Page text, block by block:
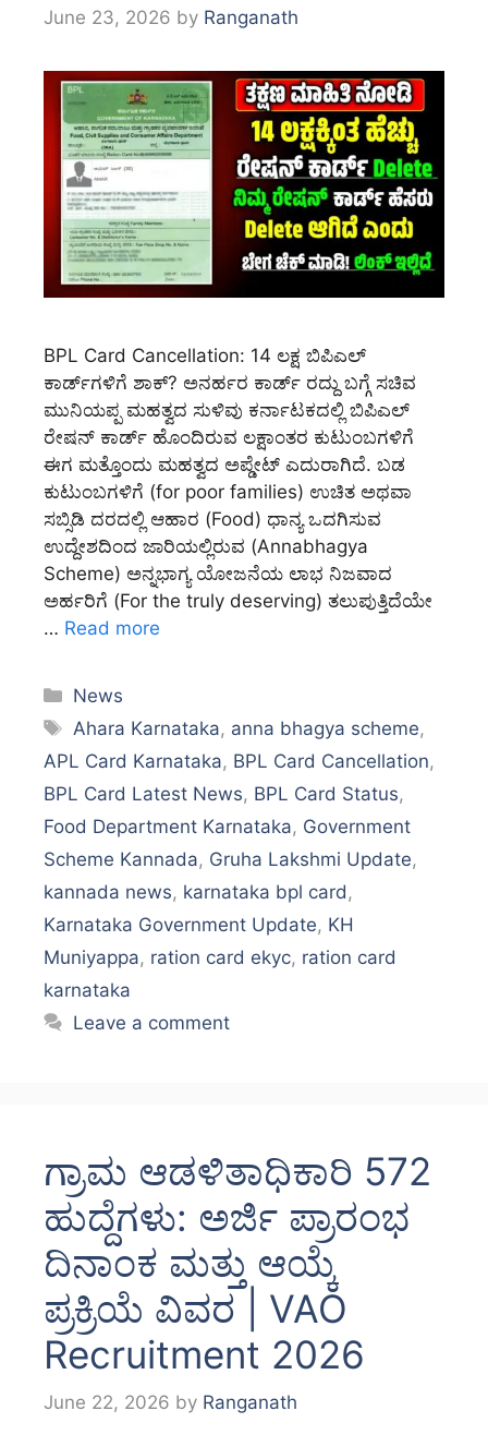
June 23, 2026 by Ranganath
BPL Card Cancellation: 14 ಲಕ್ಷ ಬಿಪಿಎಲ್
ಕಾರ್ಡ್‌ಗಳಿಗೆ ಶಾಕ್? ಅನರ್ಹರ ಕಾರ್ಡ್‌ ರದ್ದು ಬಗ್ಗೆ ಸಚಿವ
ಮುನಿಯಪ್ಪ ಮಹತ್ವದ ಸುಳಿವು ಕರ್ನಾಟಕದಲ್ಲಿ ಬಿಪಿಎಲ್
ರೇಷನ್ ಕಾರ್ಡ್ ಹೊಂದಿರುವ ಲಕ್ಷಾಂತರ ಕುಟುಂಬಗಳಿಗೆ
ಈಗ ಮತ್ತೊಂದು ಮಹತ್ವದ ಅಪ್ಡೇಟ್ ಎದುರಾಗಿದೆ. ಬಡ
ಕುಟುಂಬಗಳಿಗೆ (for poor families) ಉಚಿತ ಅಥವಾ
ಸಬ್ಸಿಡಿ ದರದಲ್ಲಿ ಆಹಾರ (Food) ಧಾನ್ಯ ಒದಗಿಸುವ
ಉದ್ದೇಶದಿಂದ ಜಾರಿಯಲ್ಲಿರುವ (Annabhagya
Scheme) ಅನ್ನಭಾಗ್ಯ ಯೋಜನೆಯ ಲಾಭ ನಿಜವಾದ
ಅರ್ಹರಿಗೆ (For the truly deserving) ತಲುಪುತ್ತಿದೆಯೇ
… Read more
Categories
News
Tags
Ahara Karnataka, anna bhagya scheme,
APL Card Karnataka, BPL Card Cancellation,
BPL Card Latest News, BPL Card Status,
Food Department Karnataka, Government
Scheme Kannada, Gruha Lakshmi Update,
kannada news, karnataka bpl card ,
Karnataka Government Update, KH
Muniyappa, ration card ekyc, ration card
karnataka
Leave a comment
ಗ್ರಾಮ ಆಡಳಿತಾಧಿಕಾರಿ 572
ಹುದ್ದೆಗಳು: ಅರ್ಜಿ ಪ್ರಾರಂಭ
ದಿನಾಂಕ ಮತ್ತು ಆಯ್ಕೆ
ಪ್ರಕ್ರಿಯೆ ವಿವರ | VAO
Recruitment 2026
June 22, 2026 by Ranganath